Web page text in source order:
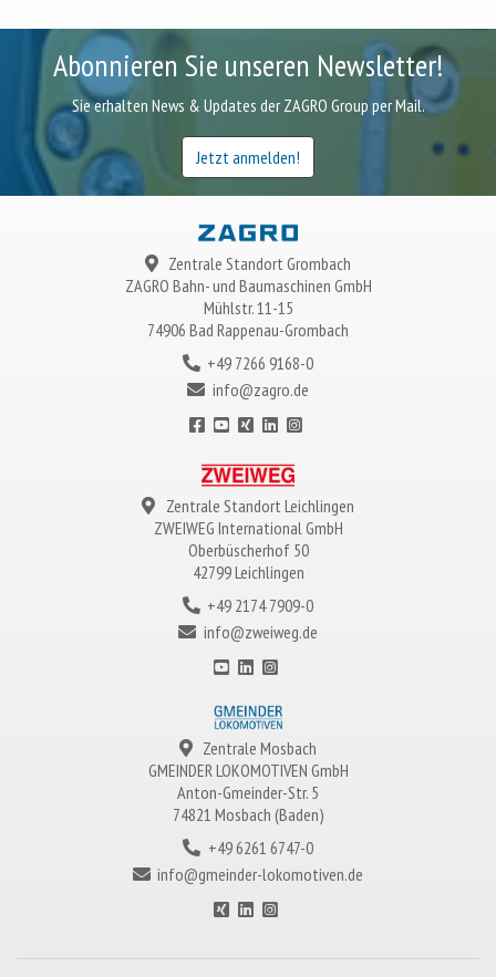
Abonnieren Sie unseren Newsletter!
Sie erhalten News & Updates der ZAGRO Group per Mail.
Jetzt anmelden!
Zentrale Standort Grombach
ZAGRO Bahn- und Baumaschinen GmbH
Mühlstr. 11-15
74906 Bad Rappenau-Grombach
+49 7266 9168-0
info@zagro.de
Zentrale Standort Leichlingen
ZWEIWEG International GmbH
Oberbüscherhof 50
42799 Leichlingen
+49 2174 7909-0
info@zweiweg.de
Zentrale Mosbach
GMEINDER LOKOMOTIVEN GmbH
Anton-Gmeinder-Str. 5
74821 Mosbach (Baden)
+49 6261 6747-0
info@gmeinder-lokomotiven.de